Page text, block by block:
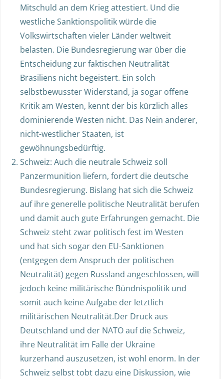
Mitschuld an dem Krieg attestiert. Und die
westliche Sanktionspolitik würde die
Volkswirtschaften vieler Länder weltweit
belasten. Die Bundesregierung war über die
Entscheidung zur faktischen Neutralität
Brasiliens nicht begeistert. Ein solch
selbstbewusster Widerstand, ja sogar offene
Kritik am Westen, kennt der bis kürzlich alles
dominierende Westen nicht. Das Nein anderer,
nicht-westlicher Staaten, ist
gewöhnungsbedürftig.
Schweiz: Auch die neutrale Schweiz soll
Panzermunition liefern, fordert die deutsche
Bundesregierung. Bislang hat sich die Schweiz
auf ihre generelle politische Neutralität berufen
und damit auch gute Erfahrungen gemacht. Die
Schweiz steht zwar politisch fest im Westen
und hat sich sogar den EU-Sanktionen
(entgegen dem Anspruch der politischen
Neutralität) gegen Russland angeschlossen, will
jedoch keine militärische Bündnispolitik und
somit auch keine Aufgabe der letztlich
militärischen Neutralität.Der Druck aus
Deutschland und der NATO auf die Schweiz,
ihre Neutralität im Falle der Ukraine
kurzerhand auszusetzen, ist wohl enorm. In der
Schweiz selbst tobt dazu eine Diskussion, wie